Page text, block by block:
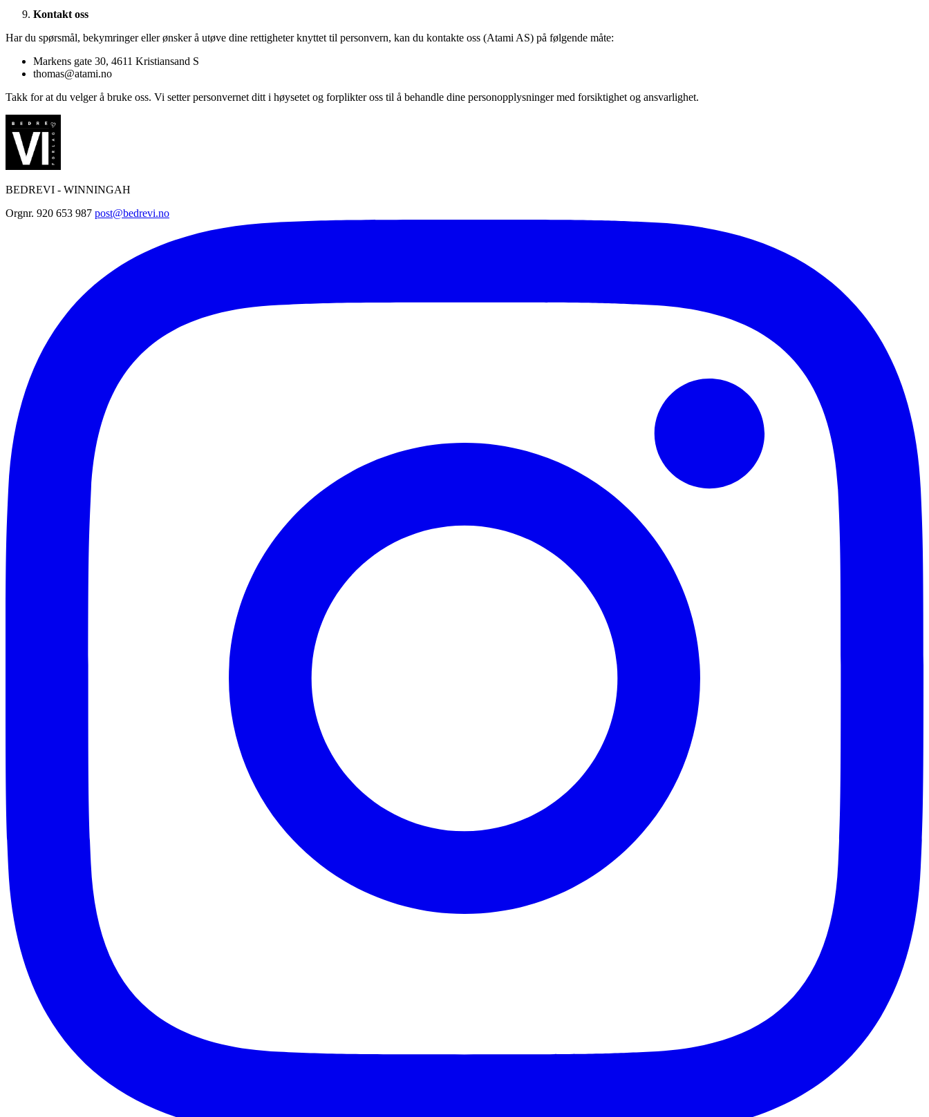
Kontakt oss
Har du spørsmål, bekymringer eller ønsker å utøve dine rettigheter knyttet til personvern, kan du kontakte oss (Atami AS) på følgende måte:
Markens gate 30, 4611 Kristiansand S
thomas@atami.no
Takk for at du velger å bruke oss. Vi setter personvernet ditt i høysetet og forplikter oss til å behandle dine personopplysninger med forsiktighet og ansvarlighet.
BEDREVI - WINNINGAH
Orgnr. 920 653 987 post@bedrevi.no